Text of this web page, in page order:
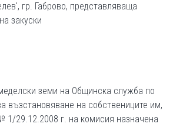
гр. Габрово, представляваща
закуски
земи на Общинска служба по
възстановяване на собствениците им,
1/29.12.2008 г. на комисия назначена